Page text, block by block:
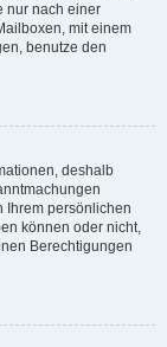
nur nach einer
mit einem
benutze den
deshalb
Ihrem persönlichen
können oder nicht,
Berechtigungen